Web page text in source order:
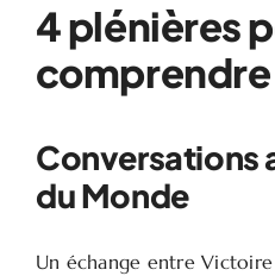
4 plénières
comprendre
Conversations
du Monde
Un échange entre Victoire